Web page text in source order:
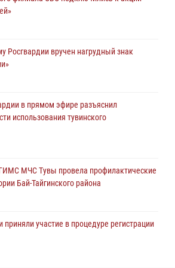
отработали экипажи
1
подвела итоги юбилейного личного
Росгвардии вручен нагрудный знак
в прямом эфире разъяснил
использования тувинского
МЧС Тувы провела профилактические
Бай-Тайгинского района
участие в процедуре регистрации